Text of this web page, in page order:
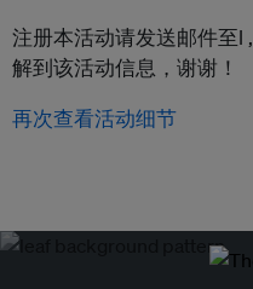
注册本活动请发送邮件至l ,
解到该活动信息，谢谢！
再次查看活动细节